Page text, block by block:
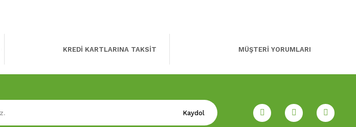
KREDİ KARTLARINA TAKSİT MÜŞTERİ YORUMLARI
Kaydol